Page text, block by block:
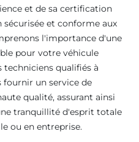
et de sa certification
et conforme aux
l'importance d'une
pour votre véhicule
techniciens qualifiés à
fournir un service de
qualité, assurant ainsi
tranquillité d'esprit totale
ou en entreprise.